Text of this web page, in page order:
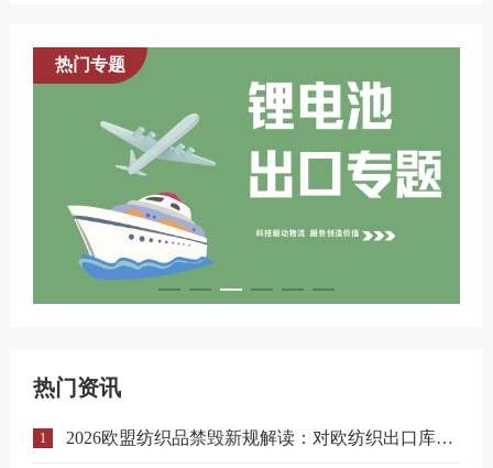
热门专题
热门资讯
1 2026欧盟纺织品禁毁新规解读：对欧纺织出口库存合规与溯源指南